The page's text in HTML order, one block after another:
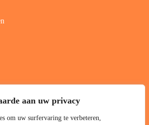
aan uw privacy
om uw surfervaring te verbeteren,